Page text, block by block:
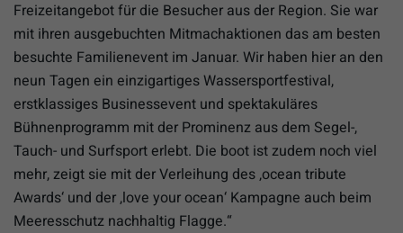
Freizeitangebot für die Besucher aus der Region. Sie war
mit ihren ausgebuchten Mitmachaktionen das am besten
besuchte Familienevent im Januar. Wir haben hier an den
neun Tagen ein einzigartiges Wassersportfestival,
erstklassiges Businessevent und spektakuläres
Bühnenprogramm mit der Prominenz aus dem Segel-,
Tauch- und Surfsport erlebt. Die boot ist zudem noch viel
mehr, zeigt sie mit der Verleihung des ‚ocean tribute
Awards‘ und der ‚love your ocean‘ Kampagne auch beim
Meeresschutz nachhaltig Flagge.“